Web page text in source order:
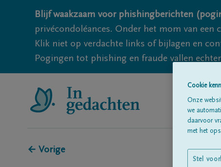
Blijf waakzaam voor phishingberichten
privécondoléances. Onder het mom van een
Klik niet op verdachte links of bijlagen en
Pogingen tot phishing en fraude vallen
← Vorige
Cookie
Onze
we
daarvoor
met het
Stel